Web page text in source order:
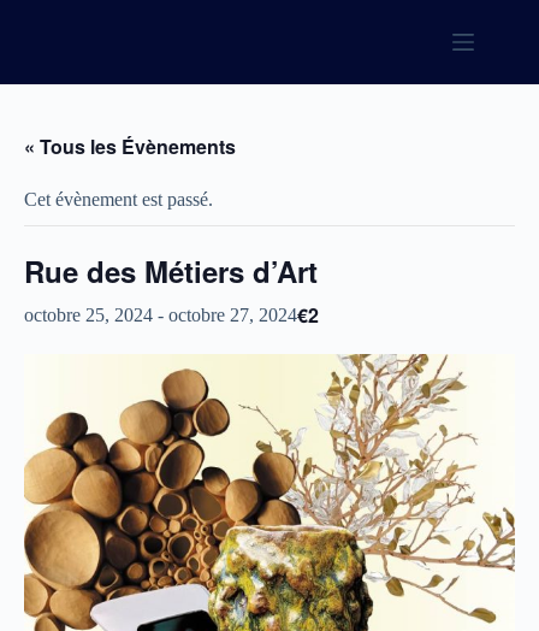
« Tous les Évènements
Cet évènement est passé.
Rue des Métiers d’Art
octobre 25, 2024 - octobre 27, 2024€2